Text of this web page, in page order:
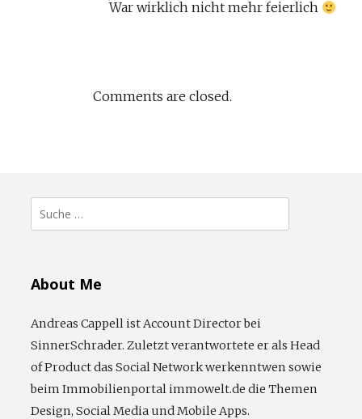
War wirklich nicht mehr feierlich
Comments are closed.
Suche
nach:
About Me
Andreas Cappell ist Account Director bei
SinnerSchrader. Zuletzt verantwortete er als Head
of Product das Social Network werkenntwen sowie
beim Immobilienportal immowelt.de die Themen
Design, Social Media und Mobile Apps.